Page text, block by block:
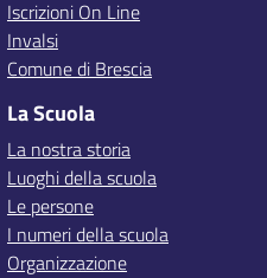
Iscrizioni On Line
Invalsi
Comune di Brescia
La Scuola
La nostra storia
Luoghi della scuola
Le persone
I numeri della scuola
Organizzazione